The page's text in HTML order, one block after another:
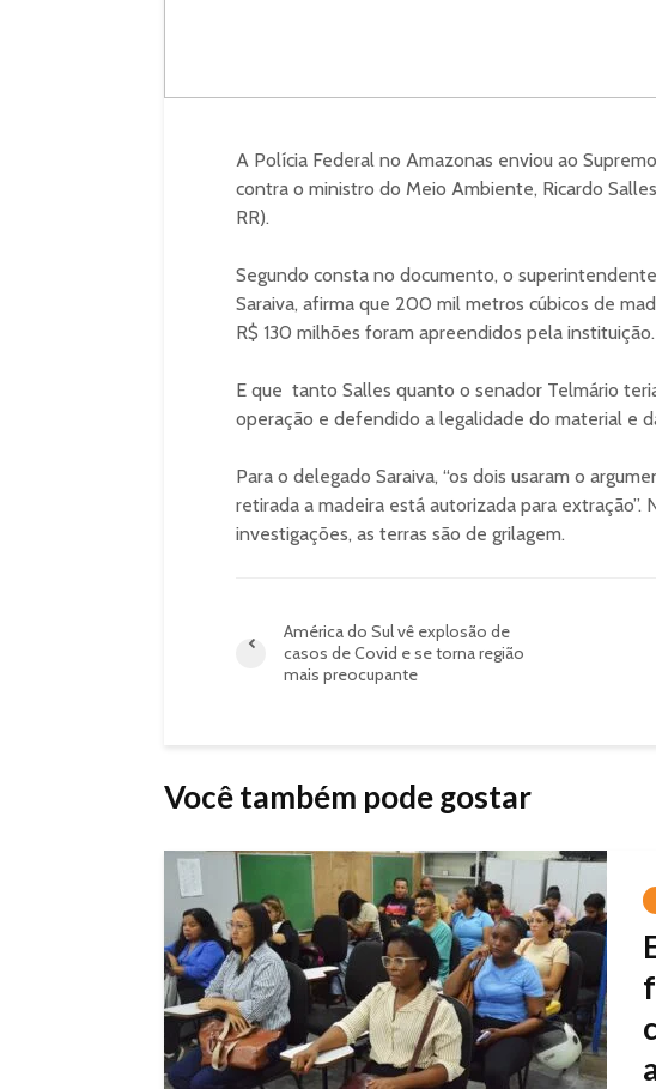
A Polícia Federal no Amazonas enviou ao
contra o ministro do Meio Ambiente, Ricardo
RR).
Segundo consta no documento, o
Saraiva, afirma que 200 mil metros cúbicos de
R$ 130 milhões foram apreendidos pela instituição.
E que tanto Salles quanto o senador Telmário
operação e defendido a legalidade do material e
Para o delegado Saraiva, “os dois usaram o
retirada a madeira está autorizada para extração”.
investigações, as terras são de grilagem.
América do Sul vê explosão de
casos de Covid e se torna região
mais preocupante
Você também pode gostar